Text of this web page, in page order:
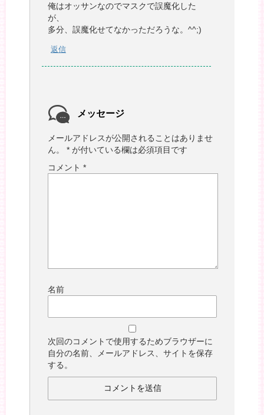
俺はオッサンなのでマスクで誤魔化した
が、
多分、誤魔化せてなかっただろうな。^^;)
返信
メッセージ
メールアドレスが公開されることはありませ
ん。
* が付いている欄は必須項目です
コメント *
名前
次回のコメントで使用するためブラウザーに
自分の名前、メールアドレス、サイトを保存
する。